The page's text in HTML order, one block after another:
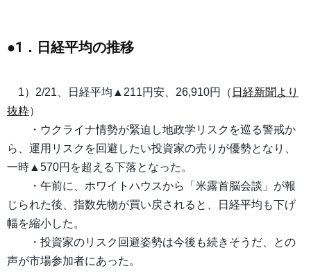
●1．日経平均の推移
1）2/21、日経平均▲211円安、26,910円（ 日経新聞より
抜粋）
・ウクライナ情勢が緊迫し地政学リスクを巡る警戒か
ら、運用リスクを回避したい投資家の売りが優勢となり、
一時▲570円を超える下落となった。
・午前に、ホワイトハウスから「米露首脳会談」が報
じられた後、指数先物が買い戻されると、日経平均も下げ
幅を縮小した。
・投資家のリスク回避姿勢は今後も続きそうだ、との
声が市場参加者にあった。